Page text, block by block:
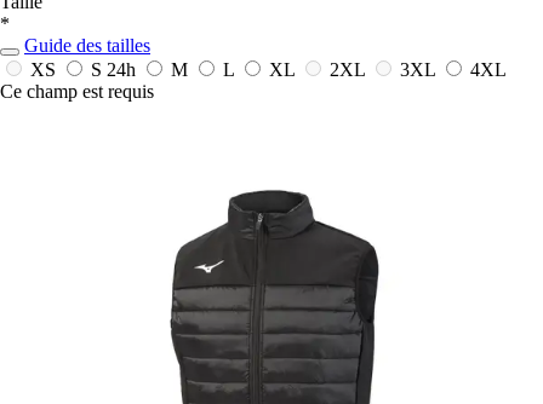
*
Guide des tailles
XS
S 24h M L XL 2XL 3XL
4XL
Ce champ est requis